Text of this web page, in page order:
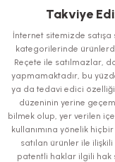
iletebilirsiniz.
Görüş ve önerileriniz için
Ürün resmi kalitesiz,
Ürün açıklamasında
Ürün bilgilerinde hatalar
Ürün fiyatı diğer
Bu ürüne benzer farklı
Takviye
İnternet sitemizde satışa
kategorilerinde
Reçete ile satılmazlar,
yapmamaktadır, bu
ya da tedavi edici özelliği
düzeninin yerine
bilmek olup, yer verilen
kullanımına yönelik
satılan ürünler ile
patentli haklar ilgili hak